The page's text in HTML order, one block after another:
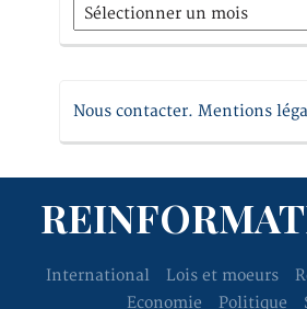
Archives
Nous contacter. Mentions
International Lois et moeurs
Economie
Politique